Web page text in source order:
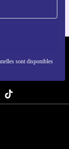
sont disponibles